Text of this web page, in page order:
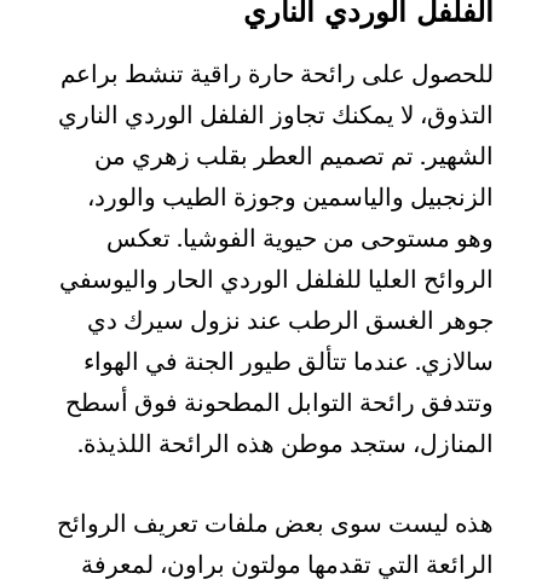
الفلفل الوردي الناري
للحصول على رائحة حارة راقية تنشط براعم
التذوق، لا يمكنك تجاوز الفلفل الوردي الناري
الشهير. تم تصميم العطر بقلب زهري من
الزنجبيل والياسمين وجوزة الطيب والورد،
وهو مستوحى من حيوية الفوشيا. تعكس
الروائح العليا للفلفل الوردي الحار واليوسفي
جوهر الغسق الرطب عند نزول سيرك دي
سالازي. عندما تتألق طيور الجنة في الهواء
وتتدفق رائحة التوابل المطحونة فوق أسطح
المنازل، ستجد موطن هذه الرائحة اللذيذة.
هذه ليست سوى بعض ملفات تعريف الروائح
الرائعة التي تقدمها مولتون براون، لمعرفة